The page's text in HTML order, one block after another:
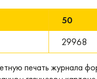
50
29968
печать журнала